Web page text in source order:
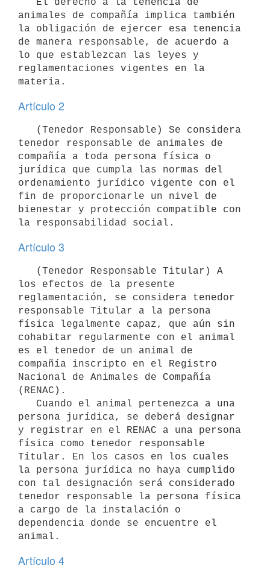
animales de compañía implica también
la obligación de ejercer esa tenencia
de manera responsable, de acuerdo a
lo que establezcan las leyes y
reglamentaciones vigentes en la
Artículo 2
tenedor responsable de animales de
compañía a toda persona física o
jurídica que cumpla las normas del
ordenamiento jurídico vigente con el
fin de proporcionarle un nivel de
bienestar y protección compatible con
Artículo 3
los efectos de la presente
reglamentación, se considera tenedor
responsable Titular a la persona
física legalmente capaz, que aún sin
cohabitar regularmente con el animal
es el tenedor de un animal de
compañía inscripto en el Registro
Nacional de Animales de Compañía
(RENAC).
persona jurídica, se deberá designar
y registrar en el RENAC a una persona
física como tenedor responsable
Titular. En los casos en los cuales
la persona jurídica no haya cumplido
con tal designación será considerado
tenedor responsable la persona física
a cargo de la instalación o
dependencia donde se encuentre el
Artículo 4